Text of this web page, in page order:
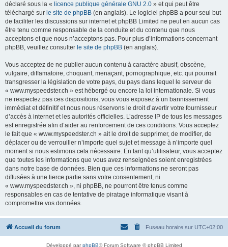
déclaré sous la « licence publique générale GNU 2.0 » et qui peut être
téléchargé sur le site de phpBB (en anglais). Le logiciel phpBB a pour seul but
de faciliter les discussions sur internet et phpBB Limited ne peut en aucun cas
être tenu comme responsable de la conduite et du contenu que nous
acceptons et que nous n’acceptons pas. Pour plus d’informations concernant
phpBB, veuillez consulter le site de phpBB (en anglais).
Vous acceptez de ne publier aucun contenu à caractère abusif, obscène,
vulgaire, diffamatoire, choquant, menaçant, pornographique, etc. qui pourrait
transgresser la législation de votre pays, du pays dans lequel le serveur de
« www.myspeedster.ch » est hébergé ou encore la loi internationale. Si vous
ne respectez pas ces dispositions, vous vous exposez à un bannissement
immédiat et définitif et nous nous réservons le droit d’avertir votre fournisseur
d’accès à internet et les autorités officielles. L’adresse IP de tous les messages
est enregistrée afin d’aider au renforcement de ces conditions. Vous acceptez
le fait que « www.myspeedster.ch » ait le droit de supprimer, de modifier, de
déplacer ou de verrouiller n’importe quel sujet et message à n’importe quel
moment si nous estimons cela nécessaire. En tant qu’utilisateur, vous acceptez
que toutes les informations que vous avez renseignées soient enregistrées
dans notre base de données. Bien que ces informations ne seront pas
diffusées à une tierce partie sans votre consentement, ni
« www.myspeedster.ch », ni phpBB, ne pourront être tenus comme
responsables en cas de tentative de piratage informatique visant à
compromettre vos données.
Accueil du forum Fuseau horaire sur UTC+02:00
Développé parphpBB® Forum Software © phpBB Limited